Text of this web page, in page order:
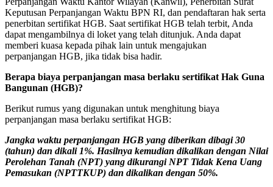
Keputusan Perpanjangan Waktu BPN RI, dan pendaftaran hak serta
penerbitan sertifikat HGB. Saat sertifikat HGB telah terbit, Anda
dapat mengambilnya di loket yang telah ditunjuk. Anda dapat
memberi kuasa kepada pihak lain untuk mengajukan
perpanjangan HGB, jika tidak bisa hadir.
Berapa biaya perpanjangan masa berlaku sertifikat Hak Guna
Bangunan (HGB)?
Berikut rumus yang digunakan untuk menghitung biaya
perpanjangan masa berlaku sertifikat HGB:
Jangka waktu perpanjangan HGB yang diberikan dibagi 30
(tahun) dan dikali 1%. Hasilnya kemudian dikalikan dengan Nilai
Perolehan Tanah (NPT) yang dikurangi NPT Tidak Kena Uang
Pemasukan (NPTTKUP) dan dikalikan dengan 50%.